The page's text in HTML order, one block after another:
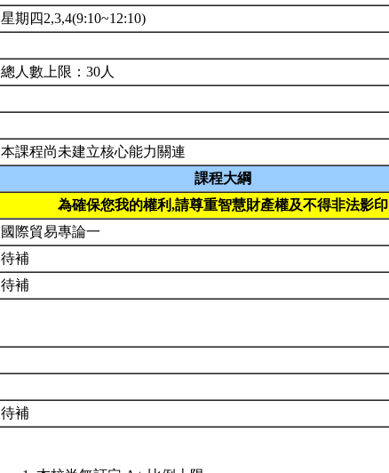
星期四2,3,4(9:10~12:10)
總人數上限：30人
本課程尚未建立核心能力關連
課程大綱
為確保您我的權利,請尊重智慧財產權及不得非法影印
國際貿易專論一
待補
待補
待補